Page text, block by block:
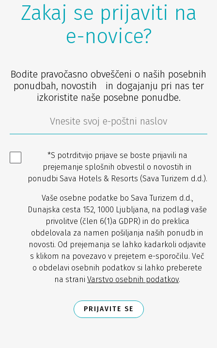
Zakaj se prijaviti na
e-novice?
Bodite pravočasno obveščeni o naših posebnih
ponudbah, novostih in dogajanju pri nas ter
izkoristite naše posebne ponudbe.
*S potrditvijo prijave se boste prijavili na
prejemanje splošnih obvestil o novostih in
ponudbi Sava Hotels & Resorts (Sava Turizem d.d.).
Vaše osebne podatke bo Sava Turizem d.d.,
Dunajska cesta 152, 1000 Ljubljana, na podlagi vaše
privolitve (člen 6(1)a GDPR) in do preklica
obdelovala za namen pošiljanja naših ponudb in
novosti. Od prejemanja se lahko kadarkoli odjavite
s klikom na povezavo v prejetem e-sporočilu. Več
o obdelavi osebnih podatkov si lahko preberete
na strani Varstvo osebnih podatkov.
PRIJAVITE SE